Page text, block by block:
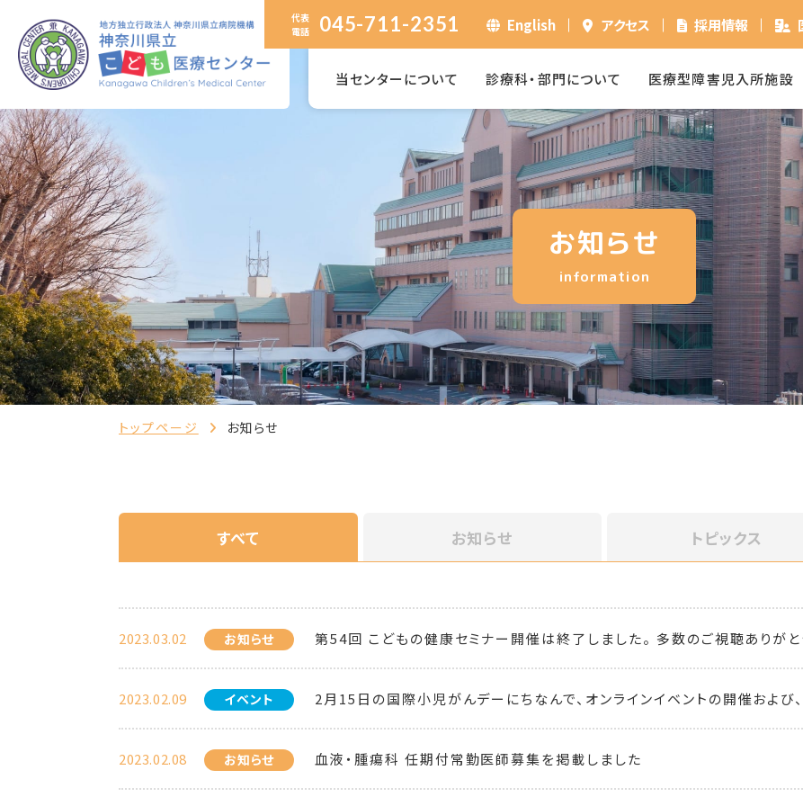
代表
電話
045-711-2351 English アクセス 採用情報
当センターについて 診療科・部門について 医療型障害児入所施設
お知らせ
information
トップページ お知らせ
すべて お知らせ トピックス
2023.03.02 お知らせ 第54回 こどもの健康セミナー開催は終了しました。 多数のご視聴ありがと
2023.02.09 イベント 2月15日の国際小児がんデーにちなんで、オンラインイベントの開催およ
2023.02.08 お知らせ 血液・腫瘍科 任期付常勤医師募集を掲載しました